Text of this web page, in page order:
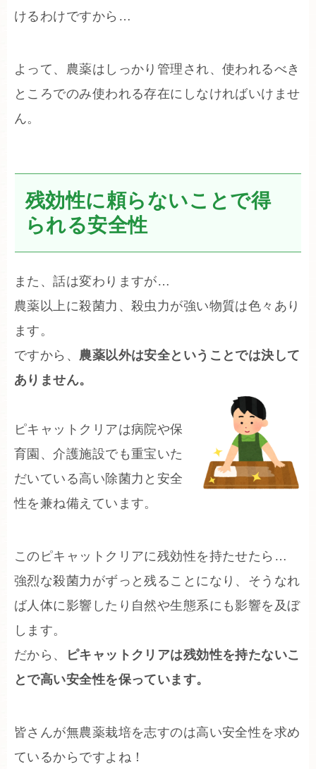
けるわけですから…
よって、農薬はしっかり管理され、使われるべき
ところでのみ使われる存在にしなければいけませ
ん。
残効性に頼らないことで得
られる安全性
また、話は変わりますが…
農薬以上に殺菌力、殺虫力が強い物質は色々あり
ます。
ですから、 農薬以外は安全ということでは決して
ありません。
ピキャットクリアは病院や保
育園、介護施設でも重宝いた
だいている高い除菌力と安全
性を兼ね備えています。
このピキャットクリアに残効性を持たせたら…
強烈な殺菌力がずっと残ることになり、そうなれ
ば人体に影響したり自然や生態系にも影響を及ぼ
します。
だから、
ピキャットクリアは残効性を持たないこ
とで高い安全性を保っています。
皆さんが無農薬栽培を志すのは高い安全性を求め
ているからですよね！